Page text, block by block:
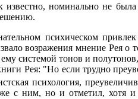
известно, номинально не
психическом
возражения мнение Рея о
ему системой тонов и
Рея: "Но если трудно
психология,
с ним, но и отметил, хотя и